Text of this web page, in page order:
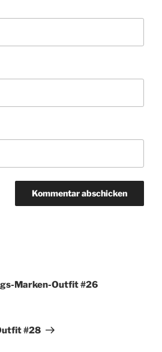
Marken-Outfit #26
#28